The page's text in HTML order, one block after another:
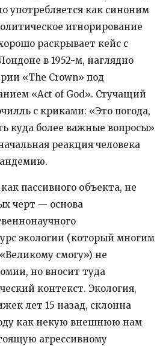
употребляется как синоним
игнорирование
раскрывает кейс с
в 1952-м, наглядно
«The Crown» под
«Act of God». Стучащий
с криками: «Это погода,
куда более важные вопросы»
реакция человека
пассивного объекта, не
черт — основа
экологии (который многим
смогу») не
но вносит туда
контекст. Экология,
лет 15 назад, склонна
как некую внешнюю нам
агрессивному